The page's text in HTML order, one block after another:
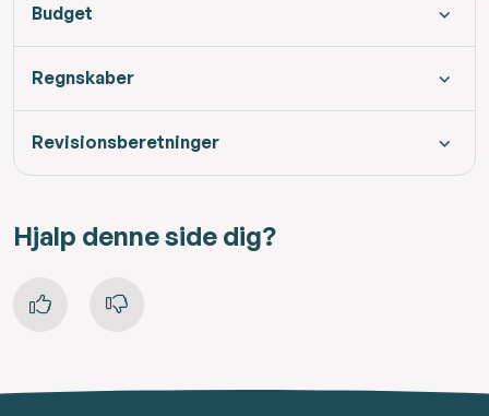
Budget
Regnskaber
Revisionsberetninger
Hjalp denne side dig?